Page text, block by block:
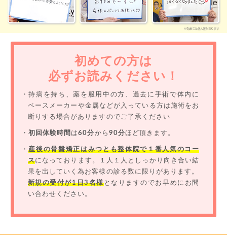
初めての方は
必ずお読みください！
・持病を持ち、薬を服用中の方、過去に手術で体内に
ペースメーカーや金属などが入っている方は施術をお
断りする場合がありますのでご了承ください
・ 初回体験時間 は60分から 90分ほど頂きます。
・産後の骨盤矯正はみつとも整体院で１番人気のコー
スになっております。１人１人としっかり向き合い結
果を出していく為お客様の診る数に限りがあります。
新規の受付が1日3名様となりますのでお早めにお問
い合わせください。